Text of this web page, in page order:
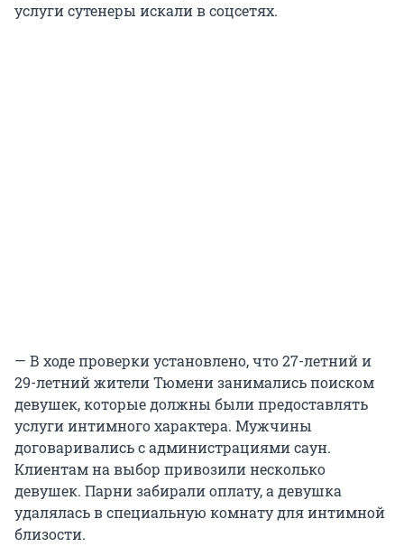
услуги сутенеры искали в соцсетях.
— В ходе проверки установлено, что 27-летний и
29-летний жители Тюмени занимались поиском
девушек, которые должны были предоставлять
услуги интимного характера. Мужчины
договаривались с администрациями саун.
Клиентам на выбор привозили несколько
девушек. Парни забирали оплату, а девушка
удалялась в специальную комнату для интимной
близости.